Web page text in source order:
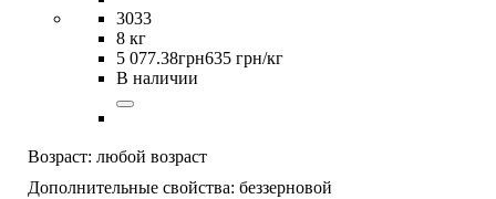
3033
8 кг
5 077.38грн635 грн/кг
В наличии
Возраст: любой возраст
Дополнительные свойства: беззерновой